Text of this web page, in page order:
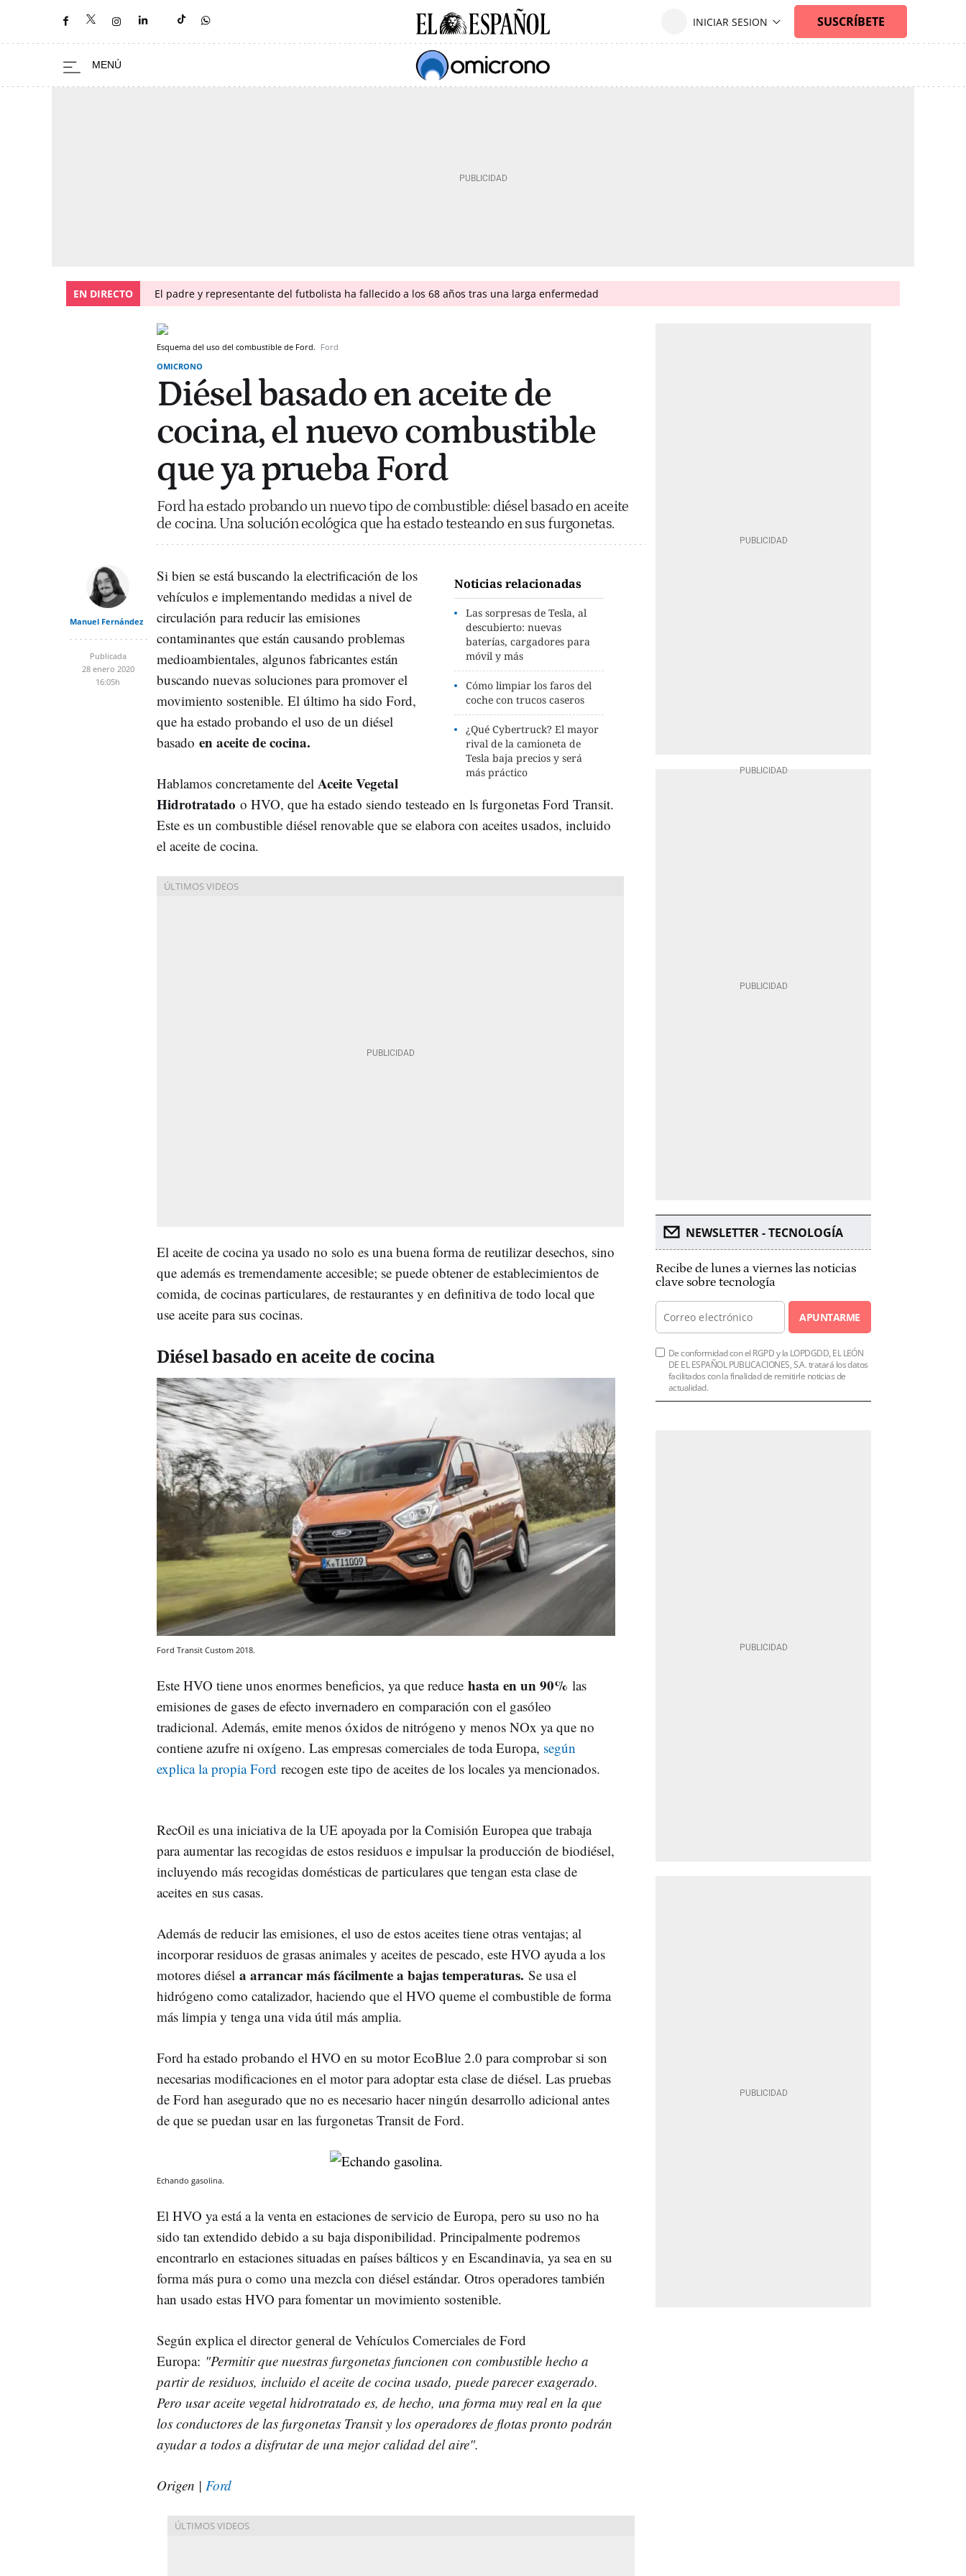
EN DIRECTO El padre y representante del futbolista ha fallecido a los 68 años tras una larga enfermedad
Esquema del uso del combustible de Ford. Ford
OMICRONO
Diésel basado en aceite de
cocina, el nuevo combustible
que ya prueba Ford
Ford ha estado probando un nuevo tipo de combustible: diésel basado en aceite
de cocina. Una solución ecológica que ha estado testeando en sus furgonetas.
Manuel Fernández
Publicada
28 enero 2020
16:05h
Noticias relacionadas
Las sorpresas de Tesla, al
descubierto: nuevas
baterías, cargadores para
móvil y más
Cómo limpiar los faros del
coche con trucos caseros
¿Qué Cybertruck? El mayor
rival de la camioneta de
Tesla baja precios y será
más práctico
Si bien se está buscando la electrificación de los
vehículos e implementando medidas a nivel de
circulación para reducir las emisiones
contaminantes que están causando problemas
medioambientales, algunos fabricantes están
buscando nuevas soluciones para promover el
movimiento sostenible. El último ha sido Ford,
que ha estado probando el uso de un diésel
basado en aceite de cocina.
Hablamos concretamente del Aceite Vegetal
Hidrotratado o HVO, que ha estado siendo testeado en ls furgonetas Ford Transit.
Este es un combustible diésel renovable que se elabora con aceites usados, incluido
el aceite de cocina.
El aceite de cocina ya usado no solo es una buena forma de reutilizar desechos, sino
que además es tremendamente accesible; se puede obtener de establecimientos de
comida, de cocinas particulares, de restaurantes y en definitiva de todo local que
use aceite para sus cocinas.
Diésel basado en aceite de cocina
Ford Transit Custom 2018.
Este HVO tiene unos enormes beneficios, ya que reduce hasta en un 90% las
emisiones de gases de efecto invernadero en comparación con el gasóleo
tradicional. Además, emite menos óxidos de nitrógeno y menos NOx ya que no
contiene azufre ni oxígeno. Las empresas comerciales de toda Europa, según
explica la propia Ford recogen este tipo de aceites de los locales ya mencionados.
RecOil es una iniciativa de la UE apoyada por la Comisión Europea que trabaja
para aumentar las recogidas de estos residuos e impulsar la producción de biodiésel,
incluyendo más recogidas domésticas de particulares que tengan esta clase de
aceites en sus casas.
Además de reducir las emisiones, el uso de estos aceites tiene otras ventajas; al
incorporar residuos de grasas animales y aceites de pescado, este HVO ayuda a los
motores diésel a arrancar más fácilmente a bajas temperaturas. Se usa el
hidrógeno como catalizador, haciendo que el HVO queme el combustible de forma
más limpia y tenga una vida útil más amplia.
Ford ha estado probando el HVO en su motor EcoBlue 2.0 para comprobar si son
necesarias modificaciones en el motor para adoptar esta clase de diésel. Las pruebas
de Ford han asegurado que no es necesario hacer ningún desarrollo adicional antes
de que se puedan usar en las furgonetas Transit de Ford.
Echando gasolina.
El HVO ya está a la venta en estaciones de servicio de Europa, pero su uso no ha
sido tan extendido debido a su baja disponibilidad. Principalmente podremos
encontrarlo en estaciones situadas en países bálticos y en Escandinavia, ya sea en su
forma más pura o como una mezcla con diésel estándar. Otros operadores también
han usado estas HVO para fomentar un movimiento sostenible.
Según explica el director general de Vehículos Comerciales de Ford
Europa: "Permitir que nuestras furgonetas funcionen con combustible hecho a
partir de residuos, incluido el aceite de cocina usado, puede parecer exagerado.
Pero usar aceite vegetal hidrotratado es, de hecho, una forma muy real en la que
los conductores de las furgonetas Transit y los operadores de flotas pronto podrán
ayudar a todos a disfrutar de una mejor calidad del aire".
Origen | Ford
NEWSLETTER - TECNOLOGÍA
Recibe de lunes a viernes las noticias
clave sobre tecnología
APUNTARME
De conformidad con el RGPD y la LOPDGDD, EL LEÓN
DE EL ESPAÑOL PUBLICACIONES, S.A. tratará los datos
facilitados con la finalidad de remitirle noticias de
actualidad.